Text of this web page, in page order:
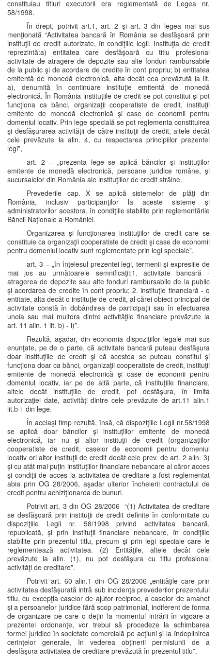
constituiau titluri executorii era reglementată de Legea nr.
58/1998.
În drept, potrivit art.1, art. 2 şi art. 3 din legea mai sus
menţionată “Activitatea bancară în România se desfăşoară prin
instituţii de credit autorizate, în condiţiile legii. Instituţia de credit
reprezintă:a) entitatea care desfăşoară cu titlu profesional
activitate de atragere de depozite sau alte fonduri rambursabile
de la public şi de acordare de credite în cont propriu; b) entitatea
emitentă de monedă electronică, alta decât cea prevăzută la lit.
a), denumită în continuare instituţie emitentă de monedă
electronică. În România instituţiile de credit se pot constitui şi pot
funcţiona ca bănci, organizaţii cooperatiste de credit, instituţii
emitente de monedă electronică şi case de economii pentru
domeniul locativ. Prin lege specială se pot reglementa constituirea
şi desfăşurarea activităţii de către instituţii de credit, altele decât
cele prevăzute la alin. 4, cu respectarea principiilor prezentei
legi”,
art. 2 – „prezenta lege se aplică băncilor şi instituţiilor
emitente de monedă electronică, persoane juridice române, şi
sucursalelor din România ale instituţiilor de credit străine.
Prevederile cap. X se aplică sistemelor de plăţi din
România, inclusiv participanţilor la aceste sisteme şi
administratorilor acestora, în condiţiile stabilite prin reglementările
Băncii Naţionale a României.
Organizarea şi funcţionarea instituţiilor de credit care se
constituie ca organizaţii cooperatiste de credit şi case de economii
pentru domeniul locativ sunt reglementate prin legi speciale”,
art. 3 – „în înţelesul prezentei legi, termenii şi expresiile de
mai jos au următoarele semnificaţii:1. activitate bancară -
atragerea de depozite sau alte fonduri rambursabile de la public
şi acordarea de credite în cont propriu; 2. instituţie financiară - o
entitate, alta decât o instituţie de credit, al cărei obiect principal de
activitate constă în dobândirea de participaţii sau în efectuarea
uneia sau mai multora dintre activităţile financiare prevăzute la
art. 11 alin. 1 lit. b) - l)”.
Rezultă, aşadar, din economia dispoziţiilor legale mai sus
enunţate, pe de o parte, că activitate bancară puteau desfăşura
doar instituţiile de credit şi că acestea se puteau constitui şi
funcţiona doar ca bănci, organizaţii cooperatiste de credit, instituţii
emitente de monedă electronică şi case de economii pentru
domeniul locativ, iar pe de altă parte, că instituţiile financiare,
altele decât instituţiile de credit, pot desfăşura, în limita
autorizaţiei date, activităţi dintre cele prevăzute de art.11 alin.1
lit.b-i din lege.
În acelaşi timp rezultă, însă, că dispoziţiile Legii nr.58/1998
se aplică doar băncilor şi instituţiilor emitente de monedă
electronică, iar nu şi altor instituţii de credit (organizaţiilor
cooperatiste de credit, caselor de economii pentru domeniul
locativ ori altor instituţii de credit decât cele prev. de art. 2 alin. 3)
şi cu atât mai puţin instituţiilor financiare nebancare al căror acces
şi condiţii de acces la activitatea de creditare a fost reglementat
abia prin OG 28/2006, aşadar ulterior încheierii contractului de
credit pentru achiziţionarea de bunuri.
Potrivit art. 3 din OG 28/2006 “(1) Activitatea de creditare
se desfăşoară prin instituţii de credit definite în conformitate cu
dispoziţiile Legii nr. 58/1998 privind activitatea bancară,
republicată, şi prin instituţii financiare nebancare, în condiţiile
stabilite prin prezentul titlu, precum şi prin legi speciale care le
reglementează activitatea. (2) Entităţile, altele decât cele
prevăzute la alin. (1), nu pot desfăşura cu titlu profesional
activităţi de creditare”.
Potrivit art. 60 alin.1 din OG 28/2006 „entităţile care prin
activitatea desfăşurată intră sub incidenţa prevederilor prezentului
titlu, cu excepţia caselor de ajutor reciproc, a caselor de amanet
şi a persoanelor juridice fără scop patrimonial, indiferent de forma
de organizare pe care o deţin la momentul intrării în vigoare a
prezentei ordonanţe, vor trebui să procedeze la schimbarea
formei juridice în societate comercială pe acţiuni şi la îndeplinirea
cerinţelor generale, în vederea obţinerii permisiunii de a
desfăşura activitatea de creditare prevăzută în prezentul titlu”.